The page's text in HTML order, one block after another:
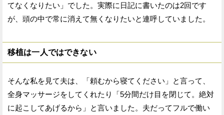
てなくなりたい」でした。実際に日記に書いたのは2回です
が、頭の中で常に消えて無くなりたいと連呼していました。
移植は一人ではできない
そんな私を見て夫は、「頼むから寝てください」と言って、
全身マッサージをしてくれたり「5分間だけ目を閉じて。絶対
に起こしてあげるから」と言いました。夫だってフルで働い